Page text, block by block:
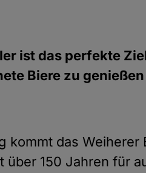
ist das perfekte
Biere zu genießen
kommt das Weiherer
über 150 Jahren für